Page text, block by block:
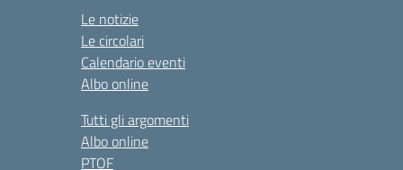
Le notizie
Le circolari
Calendario eventi
Albo online
Tutti gli argomenti
Albo online
PTOF